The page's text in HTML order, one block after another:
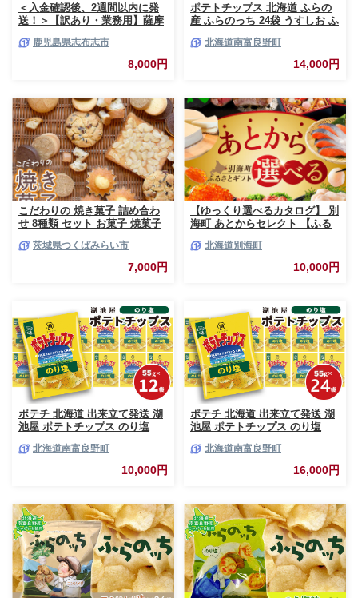
＜入金確認後、2週間以内に発
送！＞【訳あり・業務用】薩摩
1.8kg(900g×2袋) p8-142-2w
鹿児島県志布志市
8,000円
ポテトチップス 北海道 ふらの
産 ふらのっち 24袋 うすしお ふ
スナック スナック菓子 ポテト
チップ チップス ポテト 芋 菓子
お菓子 おやつ 箱 農協 ギフト
北海道南富良野町
14,000円
こだわりの 焼き菓子 詰め合わ
せ 8種類 セット お菓子 焼菓子
茨城県つくばみらい市
7,000円
【ゆっくり選べるカタログ】 別
海町 あとからセレクト 【ふる
とから選べる！ ギフト いくら
ほたて 海鮮 牛肉 ケーキ アイス
【BY0000010】（ 後から選べ
グ あとからカタログポイント
あとからカタログギフト ふるさ
と納税 ）
北海道別海町
10,000円
ポテチ 北海道 出来立て発送 湖
池屋 ポテトチップス のり塩
じゃがいも スナック スナック
菓子 ポテトチップ チップス ポ
テト 芋 菓子 お菓子 おやつ 大
ヤ 富良野
北海道南富良野町
10,000円
ポテチ 北海道 出来立て発送 湖
池屋 ポテトチップス のり塩
じゃがいも スナック スナック
菓子 ポテトチップ チップス ポ
テト 芋 菓子 お菓子 おやつ 大
ヤ 富良野
北海道南富良野町
16,000円